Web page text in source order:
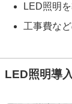
LED照明
工事費な
LED照明導